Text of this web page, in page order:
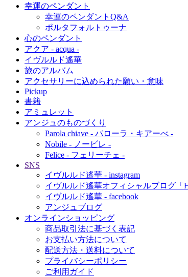
幸運のペンダント
幸運のペンダントQ&A
ポルタフォルトゥーナ
心のペンダント
アクア - acqua -
イヴルルド遙華
旅のアルバム
アクセサリーに込められた願い・意味
Pickup
書籍
アミュレット
アンジュのものづくり
Parola chiave - パローラ・キアーべ -
Nobile - ノービレ -
Felice - フェリーチェ -
SNS
イヴルルド遙華 - instagram
イヴルルド遙華オフィシャルブログ「
イヴルルド遙華 - facebook
アンジュブログ
オンラインショッピング
商品取引法に基づく表記
お支払い方法について
配送方法・送料について
プライバシーポリシー
ご利用ガイド